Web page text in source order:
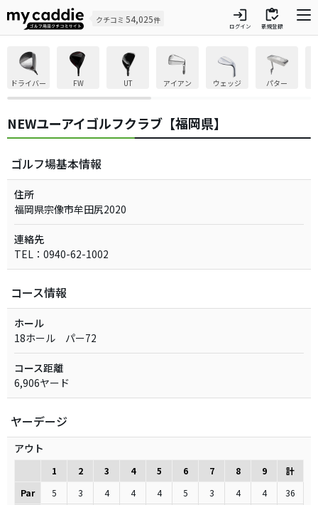
クチコミ 54,025件 login
ログイン
inventory
新規登録
ドライバー FW UT アイアン ウェッジ パター
NEWユーアイゴルフクラブ【福岡県】
ゴルフ場基本情報
住所
福岡県宗像市牟田尻2020
連絡先
TEL：0940-62-1002
コース情報
ホール
18ホール パー72
コース距離
6,906ヤード
ヤーデージ
アウト
1 2 3 4 5 6 7 8 9
計
Par
5 3 4 4 4 5 3 4 4
36